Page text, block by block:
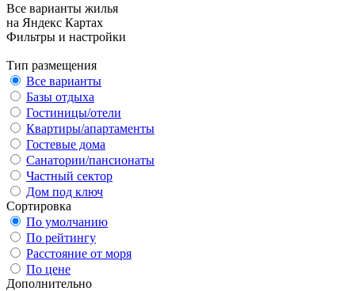
Все варианты жилья
на Яндекс Картах
Фильтры и настройки
Тип размещения
Все варианты
Базы отдыха
Гостиницы/отели
Квартиры/апартаменты
Гостевые дома
Санатории/пансионаты
Частный сектор
Дом под ключ
Сортировка
По умолчанию
По рейтингу
Расстояние от моря
По цене
Дополнительно